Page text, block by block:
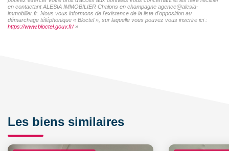
en contactant ALESIA IMMOBILIER Chalons en champagne agence@alesia-
immobilier.fr. Nous vous informons de l'existence de la liste d'opposition au
démarchage téléphonique « Bloctel », sur laquelle vous pouvez vous inscrire ici :
https://www.bloctel.gouv.fr/»
Les biens similaires